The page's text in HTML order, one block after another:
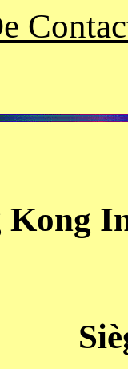
Kong